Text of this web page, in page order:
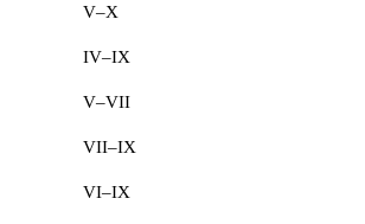
V–X
IV–IX
V–VII
VII–IX
VI–IX